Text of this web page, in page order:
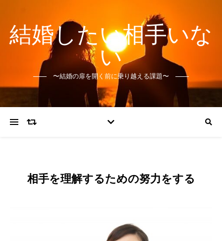
結婚したい相手いな
い
〜結婚の扉を開く前に乗り越える課題〜
相手を理解するための努力をする